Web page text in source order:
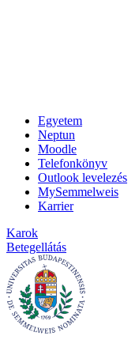
Egyetem
Neptun
Moodle
Telefonkönyv
Outlook levelezés
MySemmelweis
Karrier
Karok
Betegellátás